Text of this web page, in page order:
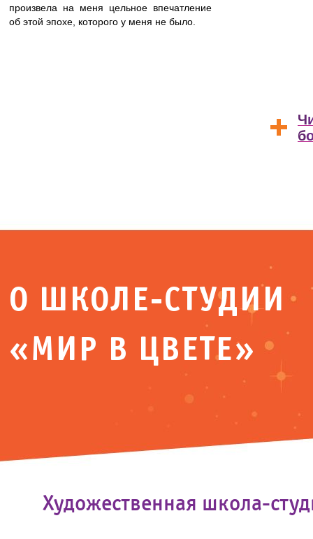
произвела на меня цельное впечатление
об этой эпохе, которого у меня не было.
Ч
б
О ШКОЛЕ-СТУДИИ
«МИР В ЦВЕТЕ»
Художественная школа-